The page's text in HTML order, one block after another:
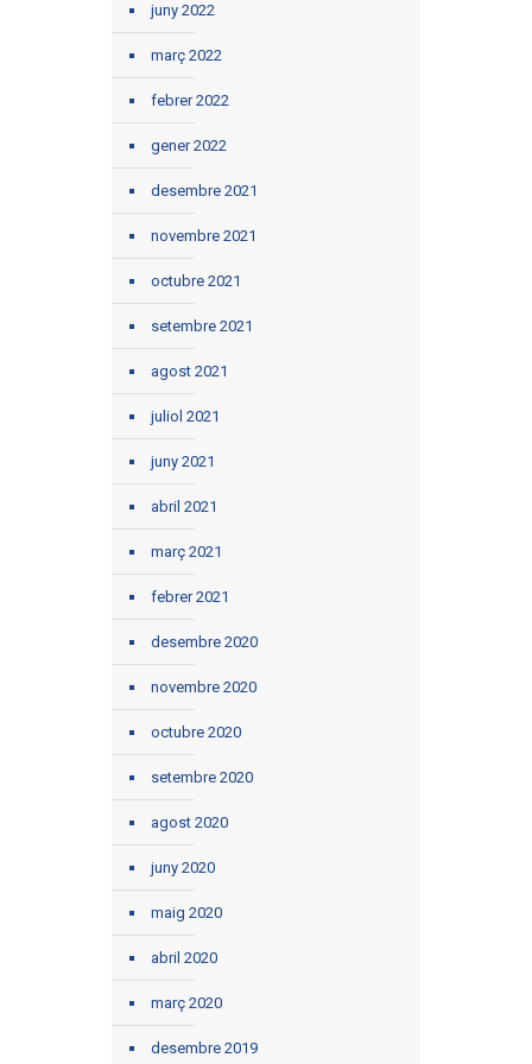
juny 2022
març 2022
febrer 2022
gener 2022
desembre 2021
novembre 2021
octubre 2021
setembre 2021
agost 2021
juliol 2021
juny 2021
abril 2021
març 2021
febrer 2021
desembre 2020
novembre 2020
octubre 2020
setembre 2020
agost 2020
juny 2020
maig 2020
abril 2020
març 2020
desembre 2019